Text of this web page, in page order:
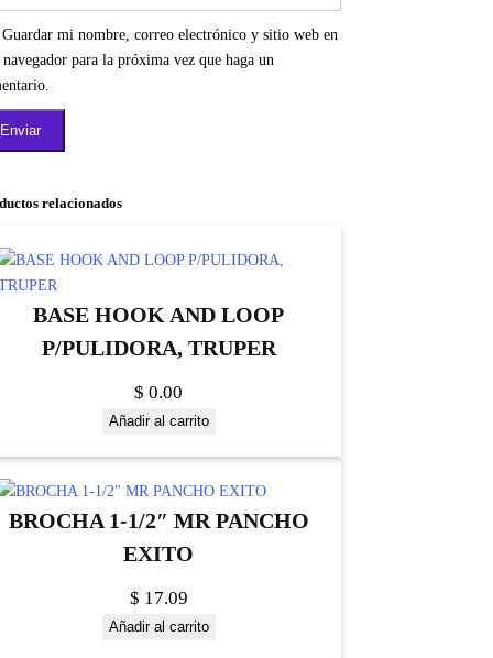
Guardar mi nombre, correo electrónico y sitio web en
navegador para la próxima vez que haga un
relacionados
BASE HOOK AND LOOP
P/PULIDORA, TRUPER
$ 0.00
Añadir al carrito
BROCHA 1-1/2″ MR PANCHO
EXITO
$ 17.09
Añadir al carrito